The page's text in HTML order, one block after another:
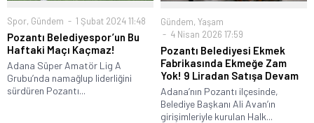
Spor, Gündem 1 Şubat 2024 11:48
Pozantı Belediyespor’un Bu
Haftaki Maçı Kaçmaz!
Adana Süper Amatör Lig A
Grubu’nda namağlup liderliğini
sürdüren Pozantı...
Gündem, Yaşam
4 Nisan 2026 17:59
Pozantı Belediyesi Ekmek
Fabrikasında Ekmeğe Zam
Yok! 9 Liradan Satışa Devam
Adana’nın Pozantı ilçesinde,
Belediye Başkanı Ali Avan’ın
girişimleriyle kurulan Halk...